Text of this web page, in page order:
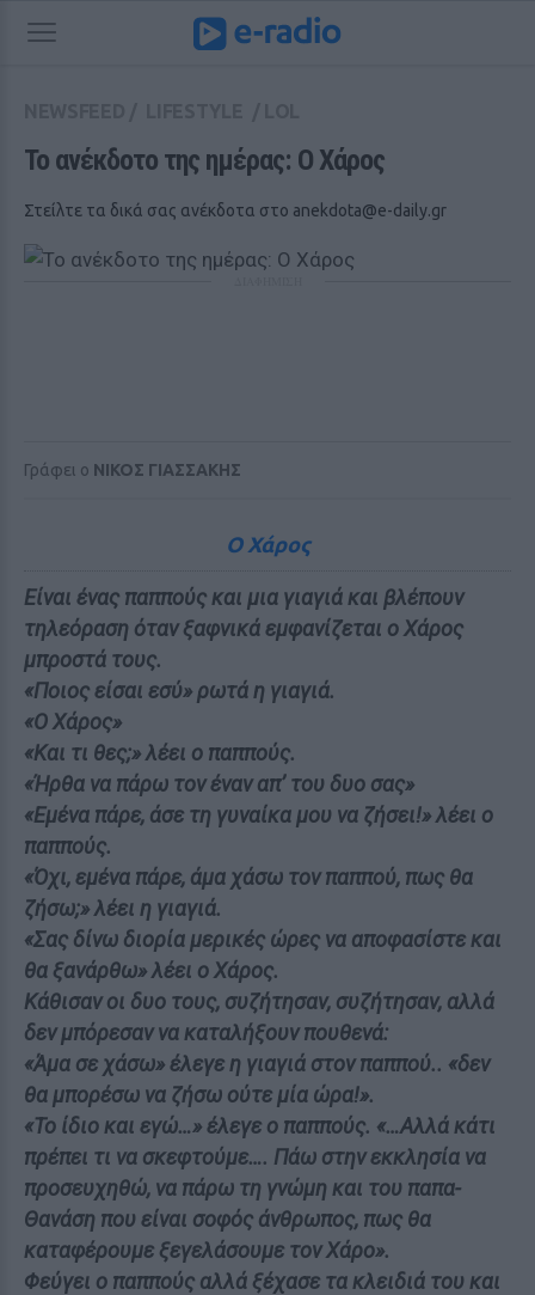
Το ανέκδοτο της ημέρας: Ο Xάρος
Στείλτε τα δικά σας ανέκδοτα στο anekdota@e-daily.gr
Γράφει ο ΝΙΚΟΣ ΓΙΑΣΣΑΚΗΣ
Ο Χάρος
Είναι ένας παππούς και μια γιαγιά και βλέπουν
τηλεόραση όταν ξαφνικά εμφανίζεται ο Χάρος
μπροστά τους.
«Ποιος είσαι εσύ» ρωτά η γιαγιά.
«Ο Χάρος»
«Και τι θες;» λέει ο παππούς.
«Ήρθα να πάρω τον έναν απ’ του δυο σας»
«Εμένα πάρε, άσε τη γυναίκα μου να ζήσει!» λέει ο
παππούς.
«Όχι, εμένα πάρε, άμα χάσω τον παππού, πως θα
ζήσω;» λέει η γιαγιά.
«Σας δίνω διορία μερικές ώρες να αποφασίστε και
θα ξανάρθω» λέει ο Χάρος.
Κάθισαν οι δυο τους, συζήτησαν, συζήτησαν, αλλά
δεν μπόρεσαν να καταλήξουν πουθενά:
«Άμα σε χάσω» έλεγε η γιαγιά στον παππού.. «δεν
θα μπορέσω να ζήσω ούτε μία ώρα!».
«Το ίδιο και εγώ…» έλεγε ο παππούς. «…Αλλά κάτι
πρέπει τι να σκεφτούμε…. Πάω στην εκκλησία να
προσευχηθώ, να πάρω τη γνώμη και του παπα-
Θανάση που είναι σοφός άνθρωπος, πως θα
καταφέρουμε ξεγελάσουμε τον Χάρο».
Φεύγει ο παππούς αλλά ξέχασε τα κλειδιά του και